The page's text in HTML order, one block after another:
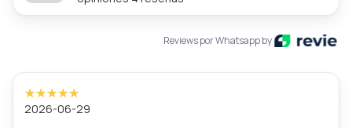
Reviews por Whatsapp by
2026-06-29